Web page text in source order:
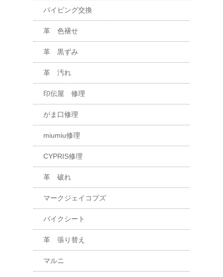
パイピング交換
革 色褪せ
革 黒ずみ
革 汚れ
印伝屋 修理
がま口修理
miumiu修理
CYPRIS修理
革 破れ
マークジェイコブズ
バイクシート
革 張り替え
マルニ